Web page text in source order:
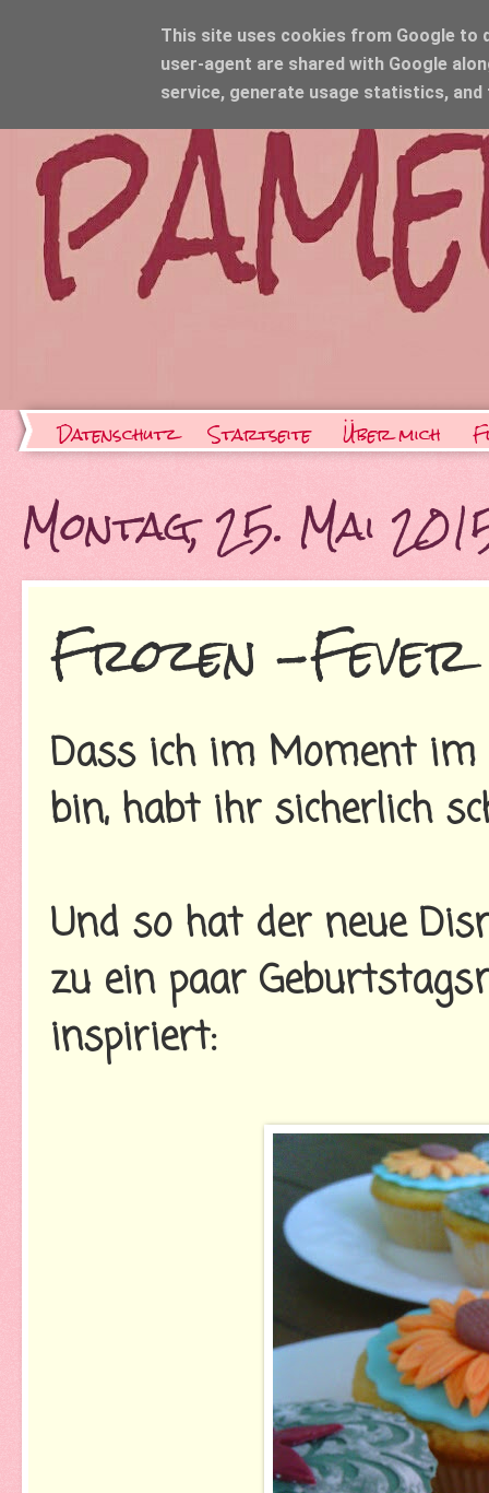
Datenschutz Startseite Über mich
Montag, 25. Mai
Frozen -
Dass ich im Moment im
bin, habt ihr sicherlich
Und so hat der neue
zu ein paar
inspiriert:
This site uses cookies from Google to
user-agent are shared with Google
service, generate usage statistics,